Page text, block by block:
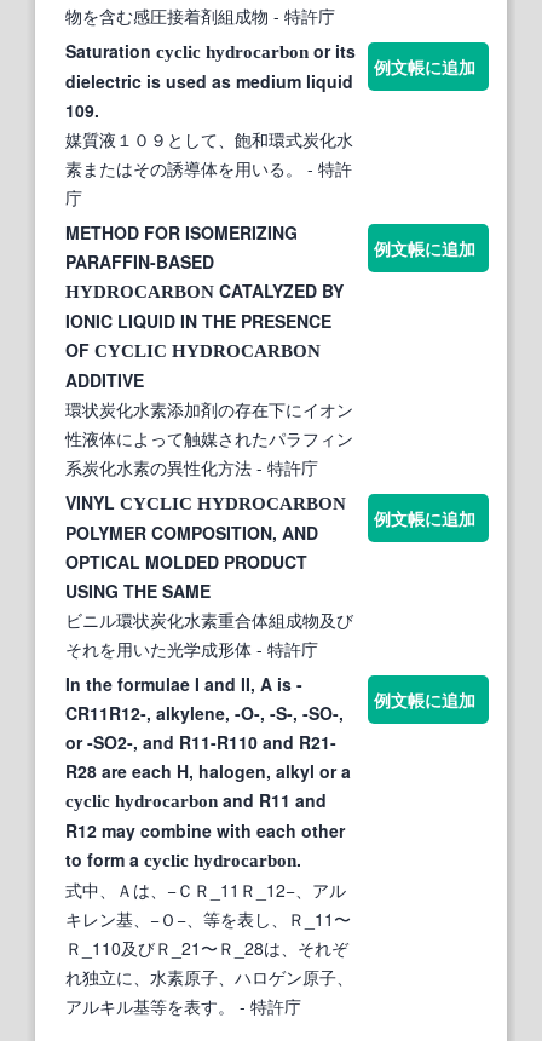
物を含む感圧接着剤組成物 - 特許庁
Saturation cyclic hydrocarbon or its
dielectric is used as medium liquid
109.
媒質液１０９として、飽和環式炭化水
素またはその誘導体を用いる。
- 特許
庁
例文帳に追加
METHOD FOR ISOMERIZING
PARAFFIN-BASED
HYDROCARBON CATALYZED BY
IONIC LIQUID IN THE PRESENCE
OF CYCLIC HYDROCARBON
ADDITIVE
環状炭化水素添加剤の存在下にイオン
性液体によって触媒されたパラフィン
系炭化水素の異性化方法 - 特許庁
例文帳に追加
VINYL CYCLIC HYDROCARBON
POLYMER COMPOSITION, AND
OPTICAL MOLDED PRODUCT
USING THE SAME
ビニル環状炭化水素重合体組成物及び
それを用いた光学成形体 - 特許庁
例文帳に追加
In the formulae I and II, A is -
CR11R12-, alkylene, -O-, -S-, -SO-,
or -SO2-, and R11-R110 and R21-
R28 are each H, halogen, alkyl or a
cyclic hydrocarbon and R11 and
R12 may combine with each other
to form a cyclic hydrocarbon.
式中、Ａは、−ＣＲ_11Ｒ_12−、アル
キレン基、−Ｏ−、等を表し、Ｒ_11〜
Ｒ_110及びＲ_21〜Ｒ_28は、それぞ
れ独立に、水素原子、ハロゲン原子、
アルキル基等を表す。
- 特許庁
例文帳に追加